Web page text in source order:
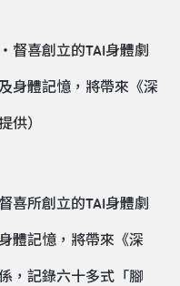
喜所創立的TAI身體劇
體記憶，將帶來《深
，記錄六十多式「腳